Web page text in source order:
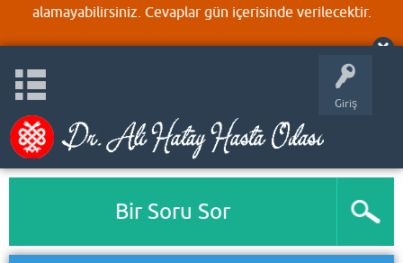
alamayabilirsiniz. Cevaplar gün içerisinde verilecektir.
Giriş
Bir Soru Sor